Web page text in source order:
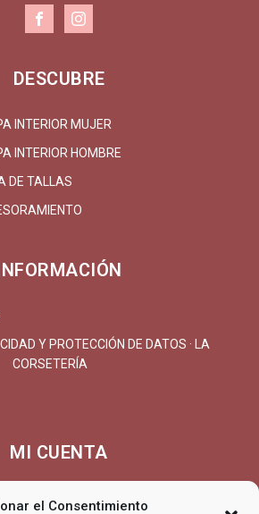
el Consentimiento
DESCUBRE
INTERIOR MUJER
INTERIOR HOMBRE
DE TALLAS
Y PROTECCIÓN DE DATOS · LA
CORSETERÍA
MI CUENTA
REGISTRARSE